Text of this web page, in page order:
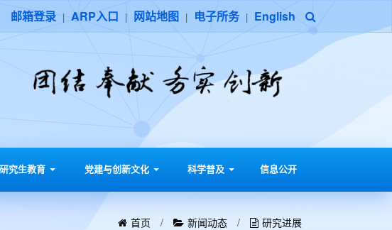
邮箱登录 | ARP入口 | 网站地图 | 电子所务 | English
研究生教育 党建与创新文化 科学普及 信息公开
首页 / 新闻动态 / 研究进展